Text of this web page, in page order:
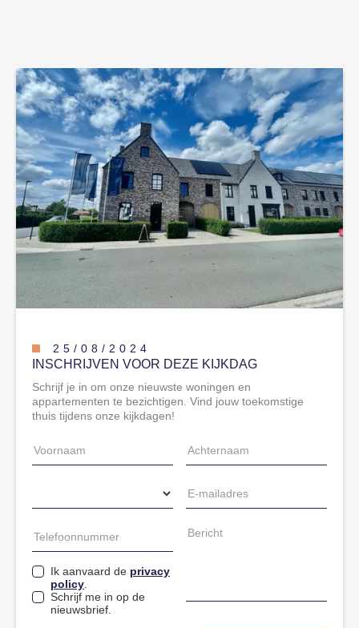
25 / 08 / 2024
INSCHRIJVEN VOOR DEZE KIJKDAG
Schrijf je in om onze nieuwste woningen en
appartementen te bezichtigen. Vind jouw toekomstige
thuis tijdens onze kijkdagen!
Ik aanvaard de privacy
policy
Schrijf me in op de
nieuwsbrief.